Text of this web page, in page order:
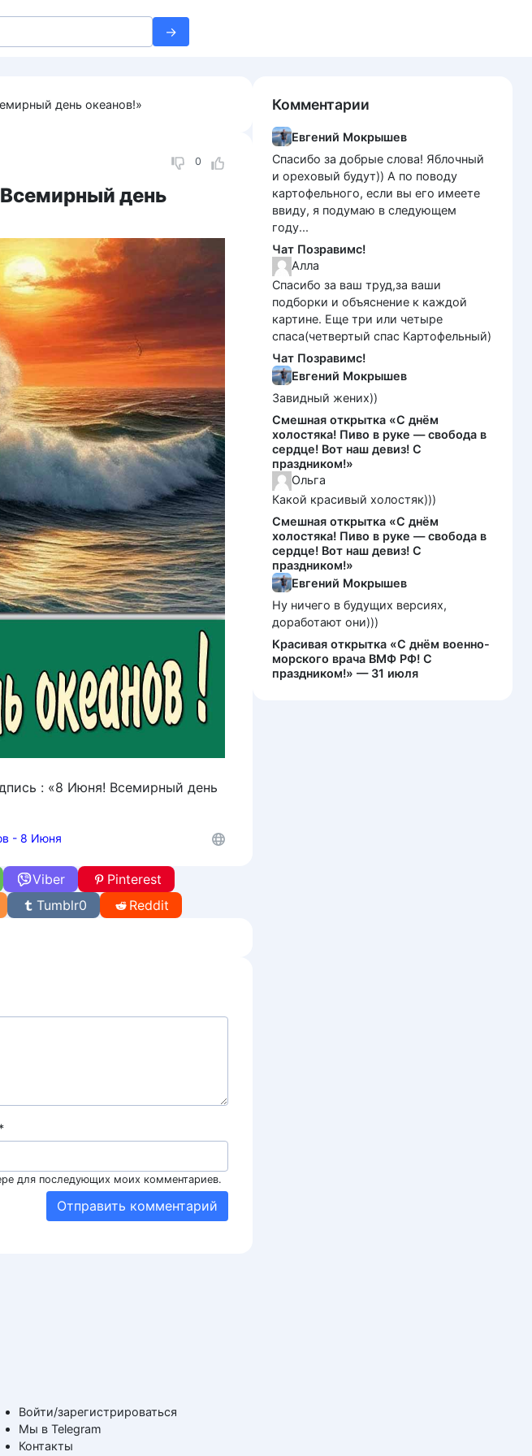
день океанов!»
0
день
: «8 Июня! Всемирный день
- 8 Июня
Viber
Tumblr0
Pinterest
Reddit
*
для последующих моих комментариев.
Комментарии
Евгений Мокрышев
Спасибо за добрые слова! Яблочный
и ореховый будут)) А по поводу
картофельного, если вы его имеете
ввиду, я подумаю в следующем
году...
Чат Позравимс!
Алла
Спасибо за ваш труд,за ваши
подборки и объяснение к каждой
картине. Еще три или четыре
спаса(четвертый спас Картофельный)
Чат Позравимс!
Евгений Мокрышев
Завидный жених))
Смешная открытка «С днём
холостяка! Пиво в руке — свобода в
сердце! Вот наш девиз! С
праздником!»
Ольга
Какой красивый холостяк)))
Смешная открытка «С днём
холостяка! Пиво в руке — свобода в
сердце! Вот наш девиз! С
праздником!»
Евгений Мокрышев
Ну ничего в будущих версиях,
доработают они)))
Красивая открытка «С днём военно-
морского врача ВМФ РФ! С
праздником!» — 31 июля
Войти/зарегистрироваться
Мы в Telegram
Контакты